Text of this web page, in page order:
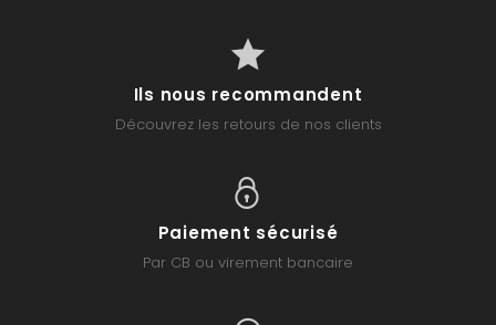
Ils nous recommandent
Découvrez les retours de nos clients
Paiement sécurisé
Par CB ou virement bancaire